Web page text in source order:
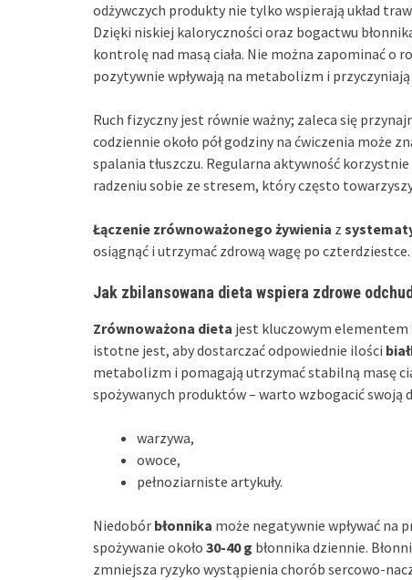
odżywczych produkty nie tylko wspierają układ
Dzięki niskiej kaloryczności oraz bogactwu
kontrolę nad masą ciała. Nie można zapominać o
pozytywnie wpływają na metabolizm i
Ruch fizyczny jest równie ważny; zaleca się
codziennie około pół godziny na ćwiczenia może
spalania tłuszczu. Regularna aktywność
radzeniu sobie ze stresem, który często
Łączenie zrównoważonego żywienia z
osiągnąć i utrzymać zdrową wagę po czterdziestce.
Jak zbilansowana dieta wspiera zdrowe
Zrównoważona dieta jest kluczowym elementem
istotne jest, aby dostarczać odpowiednie ilości
metabolizm i pomagają utrzymać stabilną masę
spożywanych produktów – warto wzbogacić swoją
warzywa,
owoce,
pełnoziarniste artykuły.
Niedobór błonnika może negatywnie wpływać na
spożywanie około 30-40 g błonnika dziennie.
zmniejsza ryzyko wystąpienia chorób sercowo-